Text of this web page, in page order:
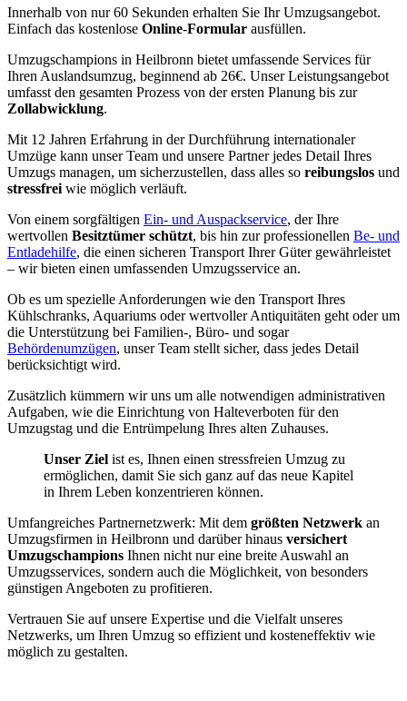
Innerhalb von nur 60 Sekunden erhalten Sie Ihr Umzugsangebot.
Einfach das kostenlose Online-Formular ausfüllen.
Umzugschampions in Heilbronn bietet umfassende Services für
Ihren Auslandsumzug, beginnend ab 26€. Unser Leistungsangebot
umfasst den gesamten Prozess von der ersten Planung bis zur
Zollabwicklung.
Mit 12 Jahren Erfahrung in der Durchführung internationaler
Umzüge kann unser Team und unsere Partner jedes Detail Ihres
Umzugs managen, um sicherzustellen, dass alles so reibungslos und
stressfrei wie möglich verläuft.
Von einem sorgfältigen Ein- und Auspackservice, der Ihre
wertvollen Besitztümer schützt, bis hin zur professionellen Be- und
Entladehilfe, die einen sicheren Transport Ihrer Güter gewährleistet
– wir bieten einen umfassenden Umzugsservice an.
Ob es um spezielle Anforderungen wie den Transport Ihres
Kühlschranks, Aquariums oder wertvoller Antiquitäten geht oder um
die Unterstützung bei Familien-, Büro- und sogar
Behördenumzügen, unser Team stellt sicher, dass jedes Detail
berücksichtigt wird.
Zusätzlich kümmern wir uns um alle notwendigen administrativen
Aufgaben, wie die Einrichtung von Halteverboten für den
Umzugstag und die Entrümpelung Ihres alten Zuhauses.
Unser Ziel ist es, Ihnen einen stressfreien Umzug zu
ermöglichen, damit Sie sich ganz auf das neue Kapitel
in Ihrem Leben konzentrieren können.
Umfangreiches Partnernetzwerk: Mit dem größten Netzwerk an
Umzugsfirmen in Heilbronn und darüber hinaus versichert
Umzugschampions Ihnen nicht nur eine breite Auswahl an
Umzugsservices, sondern auch die Möglichkeit, von besonders
günstigen Angeboten zu profitieren.
Vertrauen Sie auf unsere Expertise und die Vielfalt unseres
Netzwerks, um Ihren Umzug so effizient und kosteneffektiv wie
möglich zu gestalten.